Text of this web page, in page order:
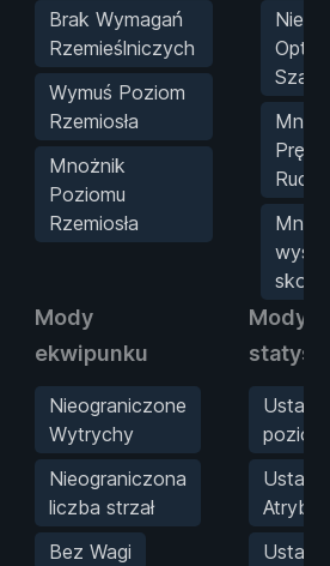
Brak Wymagań
Rzemieślniczych
Wymuś Poziom
Rzemiosła
Mnożnik
Poziomu
Rzemiosła
Ruchu
skoku
Mody
ekwipunku
Nieograniczone
Wytrychy
Nieograniczona
liczba strzał
Bez Wagi
Mody
Ustaw
poziom
Ustaw
Ustaw